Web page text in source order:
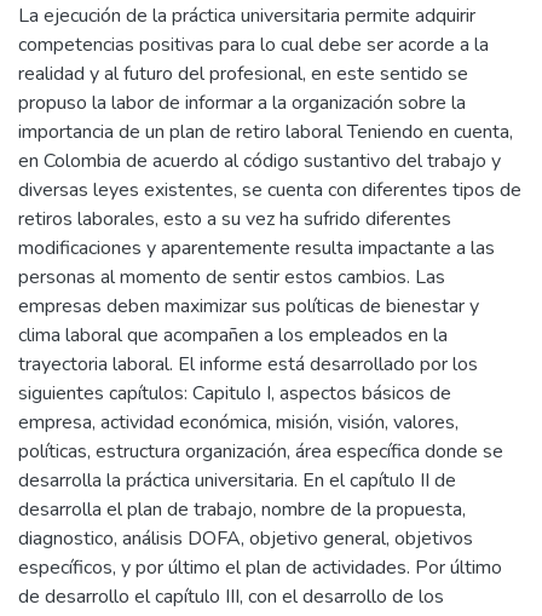
La ejecución de la práctica universitaria permite adquirir
competencias positivas para lo cual debe ser acorde a la
realidad y al futuro del profesional, en este sentido se
propuso la labor de informar a la organización sobre la
importancia de un plan de retiro laboral Teniendo en cuenta,
en Colombia de acuerdo al código sustantivo del trabajo y
diversas leyes existentes, se cuenta con diferentes tipos de
retiros laborales, esto a su vez ha sufrido diferentes
modificaciones y aparentemente resulta impactante a las
personas al momento de sentir estos cambios. Las
empresas deben maximizar sus políticas de bienestar y
clima laboral que acompañen a los empleados en la
trayectoria laboral. El informe está desarrollado por los
siguientes capítulos: Capitulo I, aspectos básicos de
empresa, actividad económica, misión, visión, valores,
políticas, estructura organización, área específica donde se
desarrolla la práctica universitaria. En el capítulo II de
desarrolla el plan de trabajo, nombre de la propuesta,
diagnostico, análisis DOFA, objetivo general, objetivos
específicos, y por último el plan de actividades. Por último
de desarrollo el capítulo III, con el desarrollo de los